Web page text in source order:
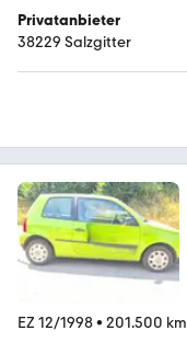
Privatanbieter
38229 Salzgitter
EZ 12/1998• 201.500 km